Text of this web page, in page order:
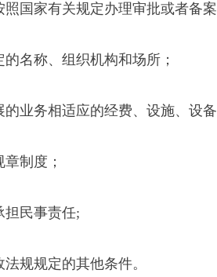
国家有关规定办理审批或者备案
的名称、组织机构和场所；
的业务相适应的经费、设施、设
章制度；
担民事责任;
法规规定的其他条件。